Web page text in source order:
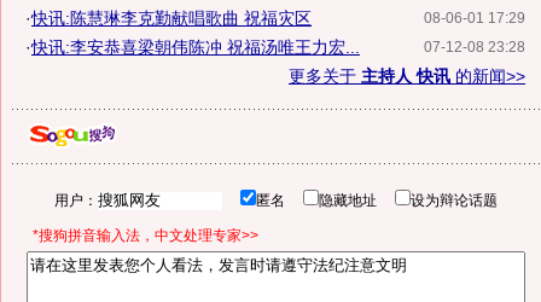
08-06-01 17:29
·快讯:陈慧琳李克勤献唱歌曲 祝福灾区
07-12-08 23:28
·快讯:李安恭喜梁朝伟陈冲 祝福汤唯王力宏...
更多关于 主持人 快讯 的新闻>>
用户： 匿名 隐藏地址 设为辩论话题
*搜狗拼音输入法，中文处理专家>>